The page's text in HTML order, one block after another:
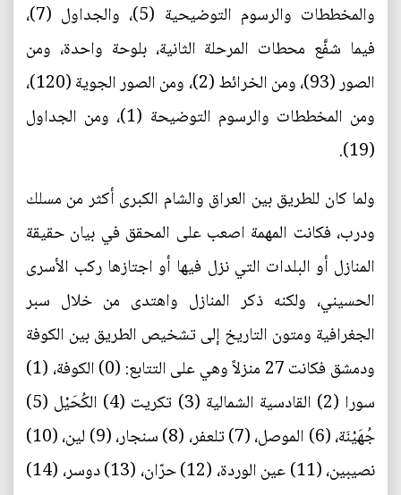
والمخططات والرسوم التوضيحية (5)، والجداول (7)،
فيما شفَّع محطات المرحلة الثانية، بلوحة واحدة، ومن
الصور (93)، ومن الخرائط (2)، ومن الصور الجوية (120)،
ومن المخططات والرسوم التوضيحة (1)، ومن الجداول
(19).
ولما كان للطريق بين العراق والشام الكبرى أكثر من مسلك
ودرب، فكانت المهمة اصعب على المحقق في بيان حقيقة
المنازل أو البلدات التي نزل فيها أو اجتازها ركب الأسرى
الحسيني، ولكنه ذكر المنازل واهتدى من خلال سبر
الجغرافية ومتون التاريخ إلى تشخيص الطريق بين الكوفة
ودمشق فكانت 27 منزلاً وهي على التتابع: (0) الكوفة، (1)
سورا (2) القادسية الشمالية (3) تكريت (4) الكُحَيْل (5)
جُهَيْنَة، (6) الموصل، (7) تلعفر، (8) سنجار، (9) لين، (10)
نصيبين، (11) عين الوردة، (12) حرّان، (13) دوسر، (14)